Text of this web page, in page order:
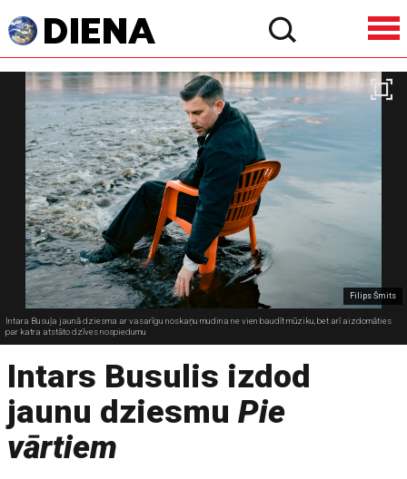
Filips Šmits
Intara Busuļa jaunā dziesma ar vasarīgu noskaņu mudina ne vien baudīt mūziku, bet arī aizdomāties
par katra atstāto dzīves nospiedumu
Intars Busulis izdod
jaunu dziesmuPie
vārtiem